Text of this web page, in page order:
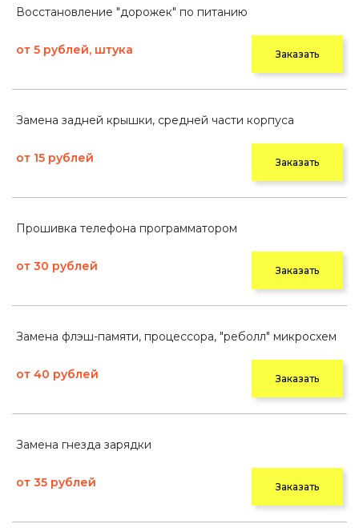
Восстановление "дорожек" по питанию
от 5 рублей, штука Заказать
Замена задней крышки, средней части корпуса
от 15 рублей Заказать
Прошивка телефона программатором
от 30 рублей Заказать
Замена флэш-памяти, процессора, "реболл" микросхем
от 40 рублей Заказать
Замена гнезда зарядки
от 35 рублей Заказать